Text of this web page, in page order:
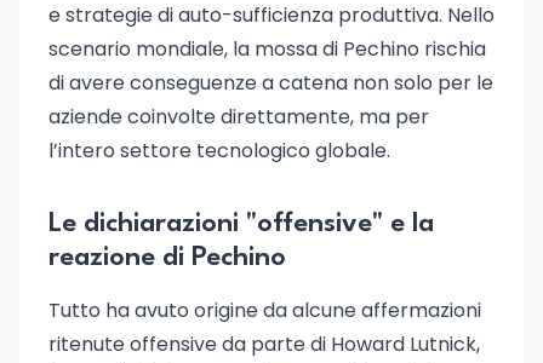
e strategie di auto-sufficienza produttiva. Nello
scenario mondiale, la mossa di Pechino rischia
di avere conseguenze a catena non solo per le
aziende coinvolte direttamente, ma per
l’intero settore tecnologico globale.
Le dichiarazioni "offensive" e la
reazione di Pechino
Tutto ha avuto origine da alcune affermazioni
ritenute offensive da parte di Howard Lutnick,